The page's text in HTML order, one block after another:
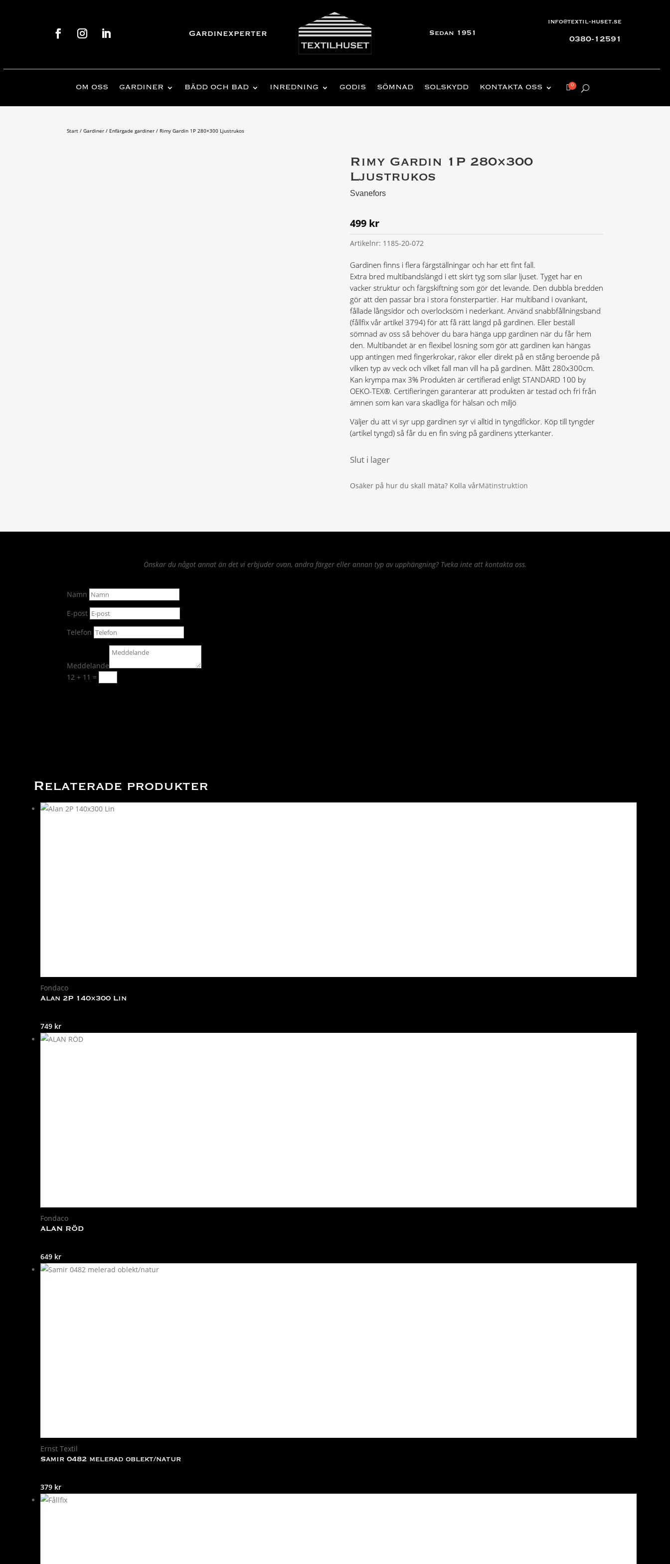
Gardinexperter Sedan 1951
info@textil-huset.se
0380-12591
OM OSS GARDINER BÄDD OCH BAD INREDNING GODIS SÖMNAD SOLSKYDD KONTAKTA OSS
Start /Gardiner / Enfärgade gardiner / Rimy Gardin 1P 280×300 Ljustrukos
Rimy Gardin 1P 280×300
Ljustrukos
Svanefors
499 kr
Artikelnr: 1185-20-072
Gardinen finns i flera färgställningar och har ett fint fall.
Extra bred multibandslängd i ett skirt tyg som silar ljuset. Tyget har en
vacker struktur och färgskiftning som gör det levande. Den dubbla bredden
gör att den passar bra i stora fönsterpartier. Har multiband i ovankant,
fållade långsidor och overlocksöm i nederkant. Använd snabbfållningsband
(fållfix vår artikel 3794) för att få rätt längd på gardinen. Eller beställ
sömnad av oss så behöver du bara hänga upp gardinen när du får hem
den. Multibandet är en flexibel lösning som gör att gardinen kan hängas
upp antingen med fingerkrokar, räkor eller direkt på en stång beroende på
vilken typ av veck och vilket fall man vill ha på gardinen. Mått 280x300cm.
Kan krympa max 3% Produkten är certifierad enligt STANDARD 100 by
OEKO-TEX®. Certifieringen garanterar att produkten är testad och fri från
ämnen som kan vara skadliga för hälsan och miljö
Väljer du att vi syr upp gardinen syr vi alltid in tyngdfickor. Köp till tyngder
(artikel tyngd) så får du en fin sving på gardinens ytterkanter.
Slut i lager
Osäker på hur du skall mäta? Kolla vårMätinstruktion
Önskar du något annat än det vi erbjuder ovan, andra färger eller annan typ av upphängning? Tveka inte att kontakta oss.
Namn
E-post
Telefon
Meddelande
12 + 11 =
Relaterade produkter
Fondaco
Alan 2P 140×300 Lin
749 kr
Fondaco
ALAN RÖD
649 kr
Ernst Textil
Samir 0482 melerad oblekt/natur
379 kr